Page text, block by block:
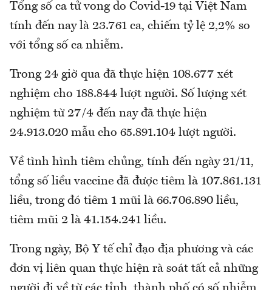
Tổng số ca tử vong do Covid-19 tại Việt Nam
tính đến nay là 23.761 ca, chiếm tỷ lệ 2,2% so
với tổng số ca nhiễm.
Trong 24 giờ qua đã thực hiện 108.677 xét
nghiệm cho 188.844 lượt người. Số lượng xét
nghiệm từ 27/4 đến nay đã thực hiện
24.913.020 mẫu cho 65.891.104 lượt người.
Về tình hình tiêm chủng, tính đến ngày 21/11,
tổng số liều vaccine đã được tiêm là 107.861.131
liều, trong đó tiêm 1 mũi là 66.706.890 liều,
tiêm mũi 2 là 41.154.241 liều.
Trong ngày, Bộ Y tế chỉ đạo địa phương và các
đơn vị liên quan thực hiện rà soát tất cả những